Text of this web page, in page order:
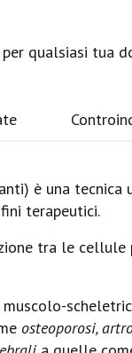
qualsiasi tua
è una tecnica
terapeutici.
tra le
osteoporosi,